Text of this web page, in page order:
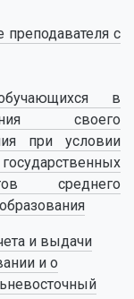
преподавателя с
в
своего
при условии
среднего
и выдачи
и о